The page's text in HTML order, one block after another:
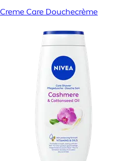
Creme Care Douchecrème